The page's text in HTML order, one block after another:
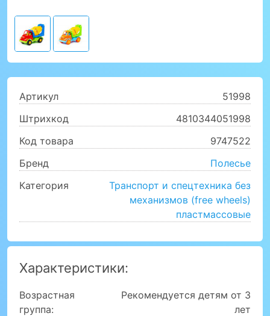
Артикул
51998
Штрихкод
4810344051998
Код товара
9747522
Бренд
Полесье
Категория
Транспорт и спецтехника без
механизмов (free wheels)
пластмассовые
Характеристики:
Возрастная
группа:
Рекомендуется детям от 3
лет